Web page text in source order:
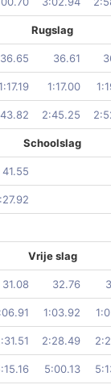
Rugslag
36.65 36.61
1:17.00
2:45.25
Schoolslag
41.55
Vrije slag
31.08 32.76
1:03.92
2:28.49
5:00.13